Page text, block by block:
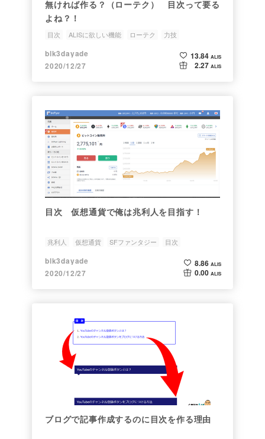
無ければ作る？（ローテク） 目次って要る
よね？！
目次 ALISに欲しい機能 ローテク 力技
blk3dayade
2020/12/27
13.84 ALIS
2.27 ALIS
目次 仮想通貨で俺は兆利人を目指す！
兆利人 仮想通貨 SFファンタジー 目次
blk3dayade
2020/12/27
8.86 ALIS
0.00 ALIS
ブログで記事作成するのに目次を作る理由